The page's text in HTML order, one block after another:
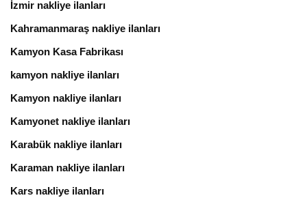
İzmir nakliye ilanları
Kahramanmaraş nakliye ilanları
Kamyon Kasa Fabrikası
kamyon nakliye ilanları
Kamyon nakliye ilanları
Kamyonet nakliye ilanları
Karabük nakliye ilanları
Karaman nakliye ilanları
Kars nakliye ilanları